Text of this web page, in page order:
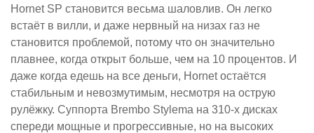
Hornet SP становится весьма шаловлив. Он легко
встаёт в вилли, и даже нервный на низах газ не
становится проблемой, потому что он значительно
плавнее, когда открыт больше, чем на 10 процентов. И
даже когда едешь на все деньги, Hornet остаётся
стабильным и невозмутимым, несмотря на острую
рулёжку. Суппорта Brembo Stylema на 310-х дисках
спереди мощные и прогрессивные, но на высоких